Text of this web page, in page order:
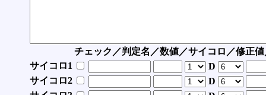
チェック／判定名／数値／サイコロ／修正
サイコロ1
D
サイコロ2
D